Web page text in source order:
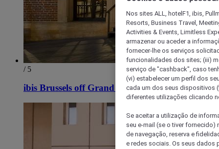
/ 5
ibis Brussels off Grand Place
Nos sites ALL, hotelF1, ibis,
Resorts, Business Travel,
Activities & Events, Limitless
armazenar ou aceder a
fornecer-lhe os serviços
funcionalidades dos sites; (iii)
serviço de "cashback", caso
(vi) estabelecer um perfil dos
cada um dos seus dispositivos
diferentes utilizações clicando
Se aceitar a utilização de
seu e-mail (se o tiver
de navegação, reserva e
e redes sociais. Os seus dados